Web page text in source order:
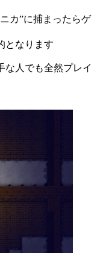
カ”に捕まったらゲ
となります
人でも全然プレイ